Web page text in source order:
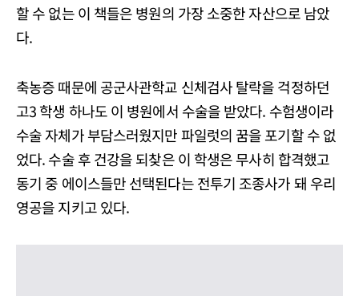
할 수 없는 이 책들은 병원의 가장 소중한 자산으로 남았
다.
축농증 때문에 공군사관학교 신체검사 탈락을 걱정하던
고3 학생 하나도 이 병원에서 수술을 받았다. 수험생이라
수술 자체가 부담스러웠지만 파일럿의 꿈을 포기할 수 없
었다. 수술 후 건강을 되찾은 이 학생은 무사히 합격했고
동기 중 에이스들만 선택된다는 전투기 조종사가 돼 우리
영공을 지키고 있다.